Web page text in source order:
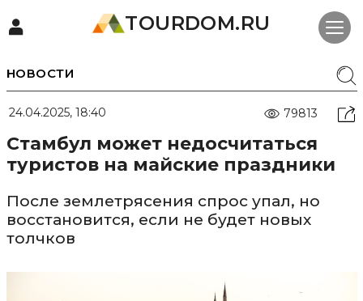
TOURDOM.RU
НОВОСТИ
24.04.2025, 18:40 79813
Стамбул может недосчитаться
туристов на майские праздники
После землетрясения спрос упал, но
восстановится, если не будет новых
толчков